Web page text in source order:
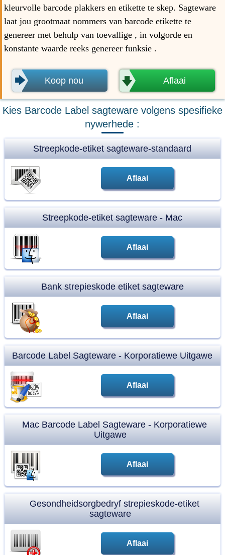
kleurvolle barcode plakkers en etikette te skep. Sagteware
laat jou grootmaat nommers van barcode etikette te
genereer met behulp van toevallige , in volgorde en
konstante waarde reeks genereer funksie .
🡆 Koop nou 🡇 Aflaai
Kies Barcode Label sagteware volgens spesifieke
nywerhede :
Streepkode-etiket sagteware-standaard
Aflaai
Streepkode-etiket sagteware - Mac
Aflaai
Bank strepieskode etiket sagteware
Aflaai
Barcode Label Sagteware - Korporatiewe Uitgawe
Aflaai
Mac Barcode Label Sagteware - Korporatiewe
Uitgawe
Aflaai
Gesondheidsorgbedryf strepieskode-etiket
sagteware
Aflaai